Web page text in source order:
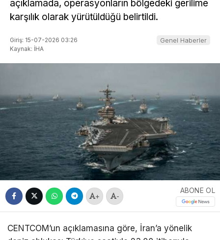
açıklamada, operasyonların bölgedeki gerilime
karşılık olarak yürütüldüğü belirtildi.
Giriş: 15-07-2026 03:26
Kaynak: İHA
Genel Haberler
+ -
ABONE OL
CENTCOM’un açıklamasına göre, İran’a yönelik